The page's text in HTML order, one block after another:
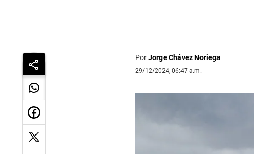
PorJorge Chávez Noriega
29/12/2024, 06:47 a.m.